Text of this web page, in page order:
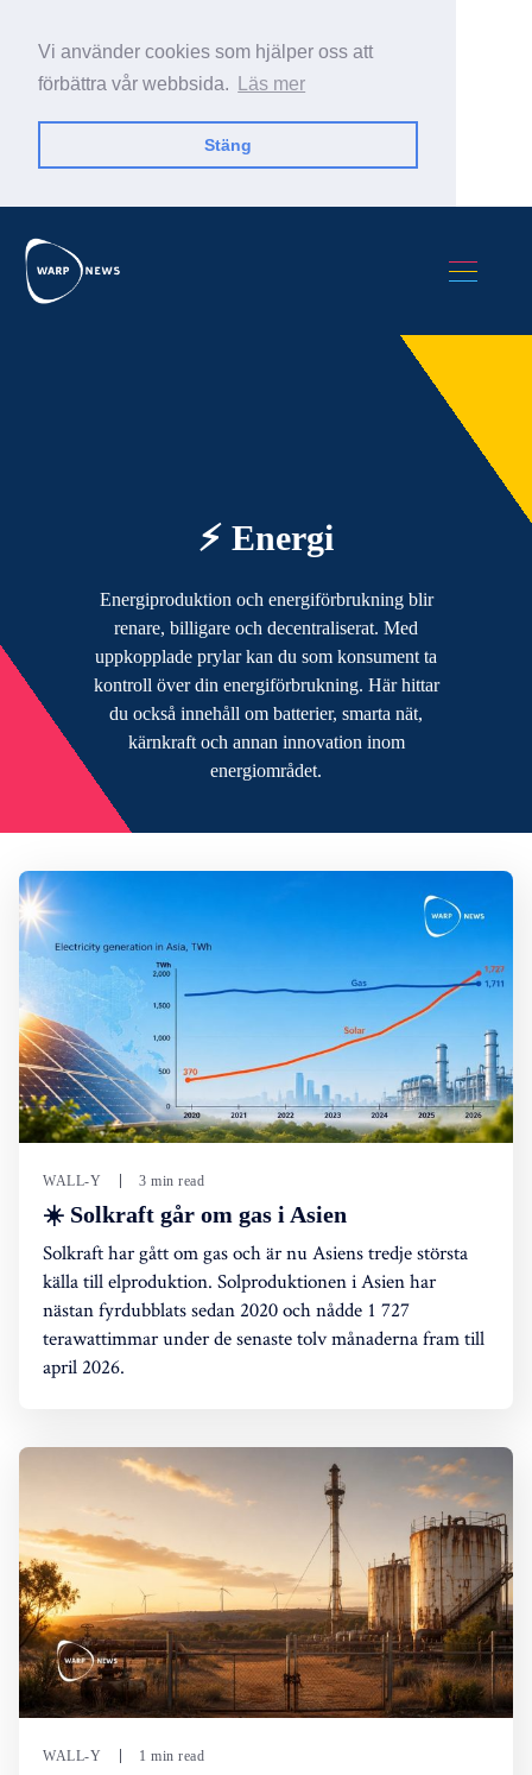
Vi använder cookies som hjälper oss att
förbättra vår webbsida.
Läs mer
Stäng
⚡️ Energi
Energiproduktion och energiförbrukning blir
renare, billigare och decentraliserat. Med
uppkopplade prylar kan du som konsument ta
kontroll över din energiförbrukning. Här hittar
du också innehåll om batterier, smarta nät,
kärnkraft och annan innovation inom
energiområdet.
WALL-Y 3 min read
☀️ Solkraft går om gas i Asien
Solkraft har gått om gas och är nu Asiens tredje största
källa till elproduktion. Solproduktionen i Asien har
nästan fyrdubblats sedan 2020 och nådde 1 727
terawattimmar under de senaste tolv månaderna fram till
april 2026.
WALL-Y 1 min read